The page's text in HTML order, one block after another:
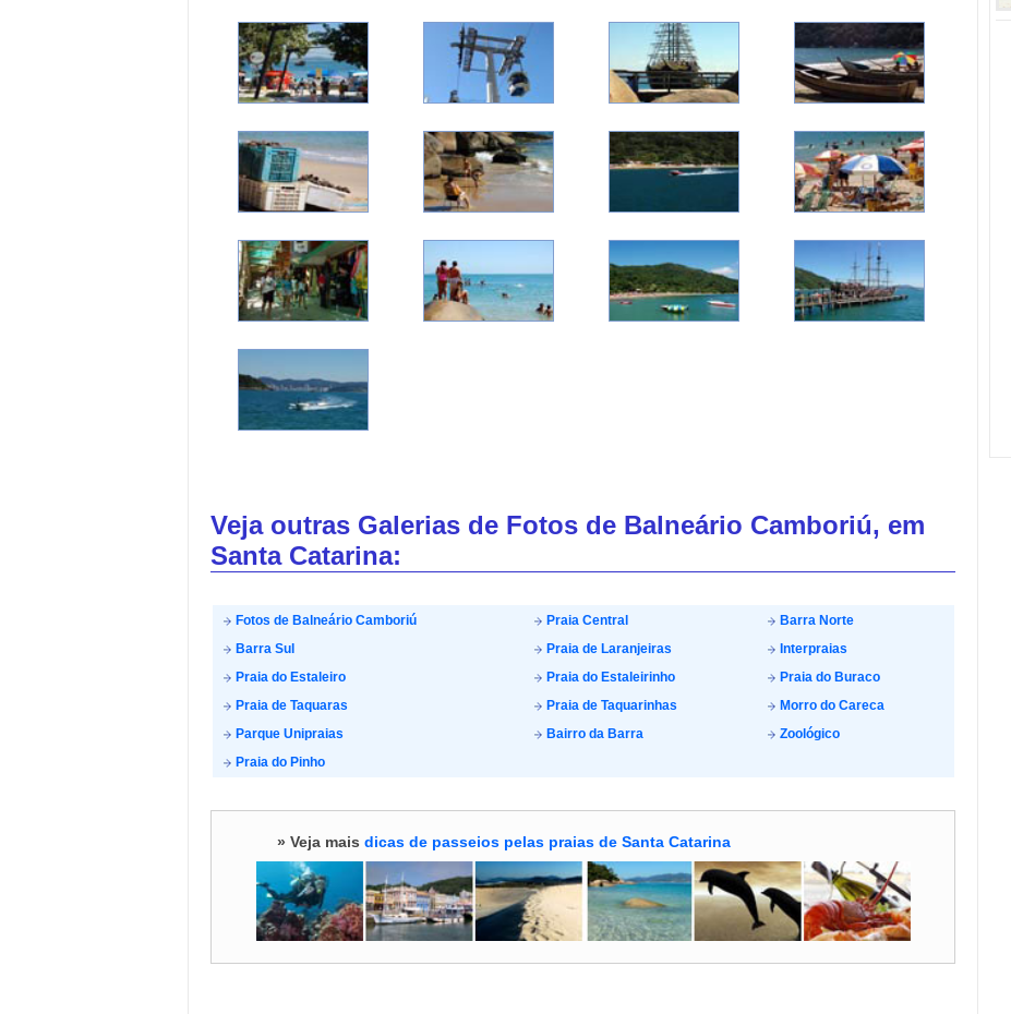
Veja outras Galerias de Fotos de Balneário Camboriú, em
Santa Catarina:
Fotos de Balneário Camboriú Praia Central
Barra Norte
Barra Sul
Praia de Laranjeiras
Interpraias
Praia do Estaleiro
Praia do Estaleirinho
Praia do Buraco
Praia de Taquaras
Praia de Taquarinhas
Morro do Careca
Parque Unipraias
Bairro da Barra
Zoológico
Praia do Pinho
» Veja mais dicas de passeios pelas praias de Santa Catarina